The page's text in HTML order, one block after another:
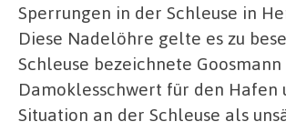
Sperrungen in der Schleuse in
Diese Nadelöhre gelte es zu
Schleuse bezeichnete
Damoklesschwert für den Hafen
Situation an der Schleuse als